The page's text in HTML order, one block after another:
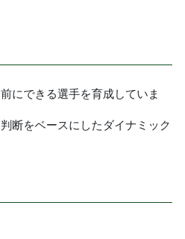
にできる選手を育成していま
断をベースにしたダイナミック